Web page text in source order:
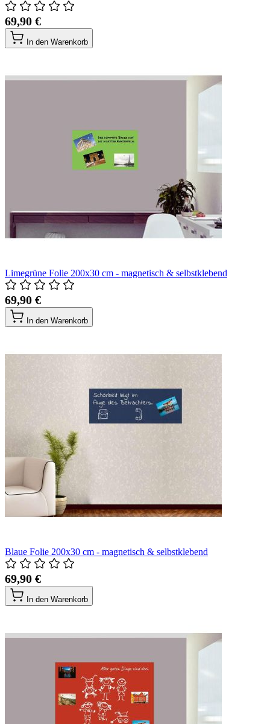
69,90 €
In den Warenkorb
Limegrüne Folie 200x30 cm - magnetisch & selbstklebend
69,90 €
In den Warenkorb
Blaue Folie 200x30 cm - magnetisch & selbstklebend
69,90 €
In den Warenkorb